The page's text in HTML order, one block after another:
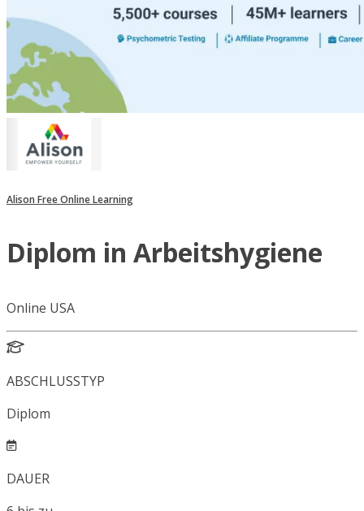
Alison Free Online Learning
Diplom in Arbeitshygiene
Online USA
ABSCHLUSSTYP
Diplom
DAUER